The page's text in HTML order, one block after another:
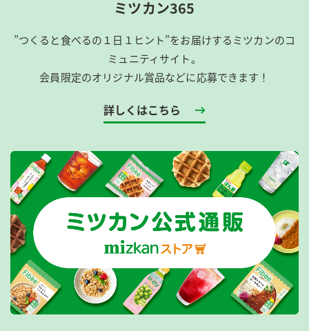
ミツカン365
”つくると食べるの１日１ヒント”をお届けするミツカンのコ
ミュニティサイト。
会員限定のオリジナル賞品などに応募できます！
詳しくはこちら